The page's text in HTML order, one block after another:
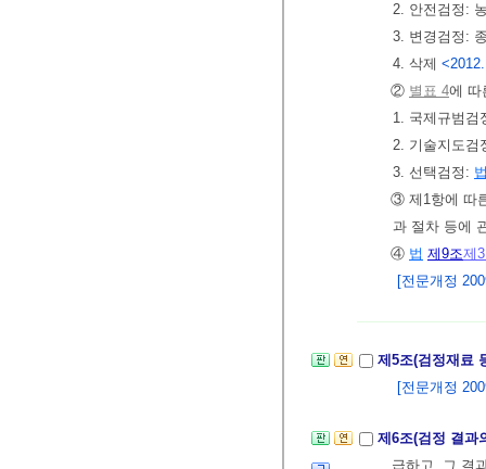
2. 안전검정:
3. 변경검정:
4. 삭제
② 별표 4에 따
1. 국제규범검
2. 기술지도검
3. 선택검정:
③ 제1항에 따
과 절차 등에
④ 법 제9조제
[전문개정
제5조(검정재료
[전문개정
제6조(검정 결과
급하고, 그 결